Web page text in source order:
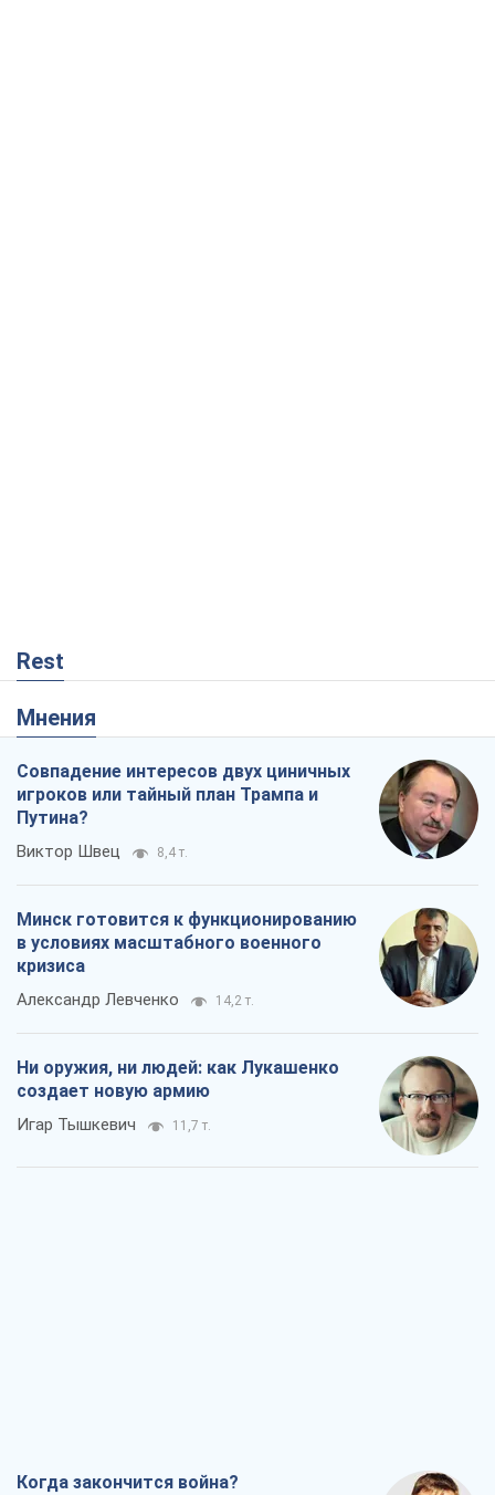
Rest
Мнения
Совпадение интересов двух циничных
игроков или тайный план Трампа и
Путина?
Виктор Швец 8,4 т.
Минск готовится к функционированию
в условиях масштабного военного
кризиса
Александр Левченко 14,2 т.
Ни оружия, ни людей: как Лукашенко
создает новую армию
Игар Тышкевич 11,7 т.
Когда закончится война?